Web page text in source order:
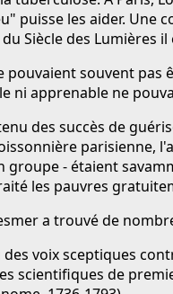
puisse les aider. Une
Siècle des Lumières
pouvaient souvent
ni apprenable ne
des succès de
parisienne,
- étaient
les pauvres
a trouvé de
voix sceptiques
scientifiques de